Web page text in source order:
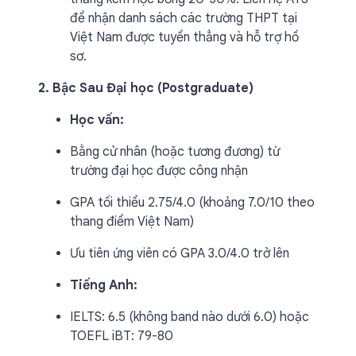
để nhận danh sách các trường THPT tại
Việt Nam được tuyển thẳng và hỗ trợ hồ
sơ.
2. Bậc Sau Đại học (Postgraduate)
Học vấn:
Bằng cử nhân (hoặc tương đương) từ
trường đại học được công nhận
GPA tối thiểu 2.75/4.0 (khoảng 7.0/10 theo
thang điểm Việt Nam)
Ưu tiên ứng viên có GPA 3.0/4.0 trở lên
Tiếng Anh:
IELTS: 6.5 (không band nào dưới 6.0) hoặc
TOEFL iBT: 79-80